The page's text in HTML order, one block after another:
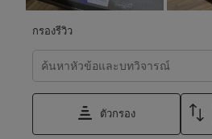
กรองรีวิว
ค้นหาหัวข้อและตรวจสอบภูมิภาคการ
ตัวกรอง